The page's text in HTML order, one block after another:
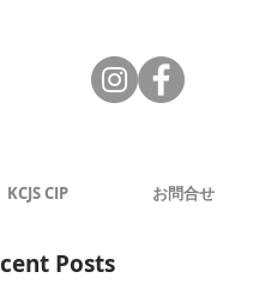
KCJS CIP お問合せ
Posts